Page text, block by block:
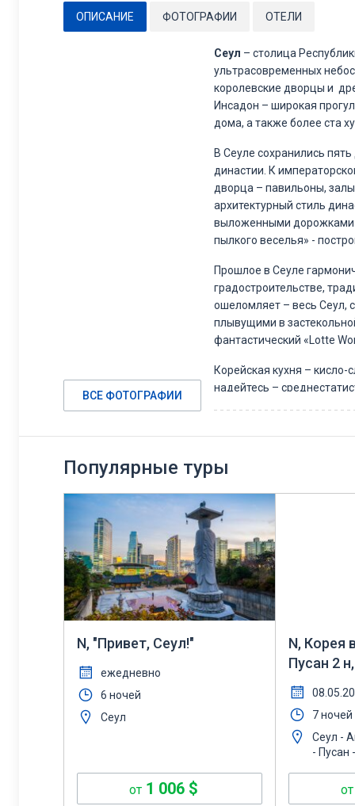
ОПИСАНИЕ ФОТОГРАФИИ ОТЕЛИ
ВСЕ ФОТОГРАФИИ
Сеул – столица
ультрасовременных
королевские дворцы и
Инсадон – широкая
дома, а также более ста
В Сеуле сохранились
династии. К
дворца – павильоны,
архитектурный стиль
выложенными дорожками
пылкого веселья» -
Прошлое в Сеуле
градостроительстве,
ошеломляет – весь Сеул,
плывущими в
фантастический «Lotte
Корейская кухня –
надейтесь –
жиров и обработки,
украшения из нефрита,
Популярные туры
N, "Привет, Сеул!"
ежедневно
6 ночей
Сеул
от1 006 $
N, Корея
Пусан 2
Кёнджу
7 ночей
Сеул -
- Пусан
от